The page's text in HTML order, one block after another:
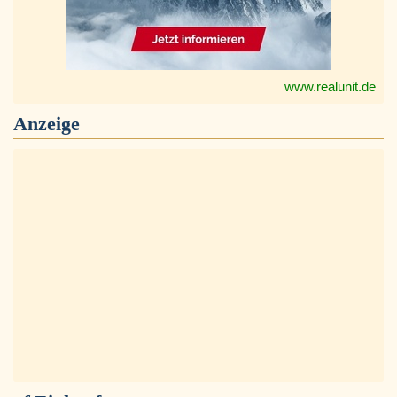
www.realunit.de
Anzeige